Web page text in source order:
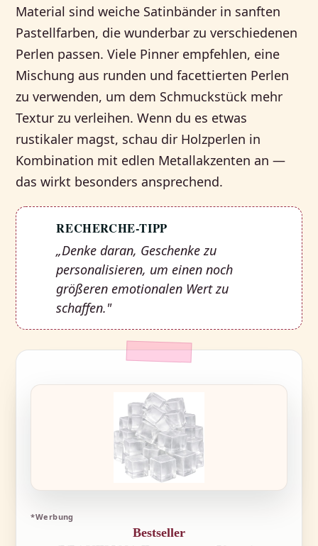
Material sind weiche Satinbänder in sanften
Pastellfarben, die wunderbar zu verschiedenen
Perlen passen. Viele Pinner empfehlen, eine
Mischung aus runden und facettierten Perlen
zu verwenden, um dem Schmuckstück mehr
Textur zu verleihen. Wenn du es etwas
rustikaler magst, schau dir Holzperlen in
Kombination mit edlen Metallakzenten an —
das wirkt besonders ansprechend.
RECHERCHE-TIPP
„Denke daran, Geschenke zu
personalisieren, um einen noch
größeren emotionalen Wert zu
schaffen."
*Werbung
Bestseller